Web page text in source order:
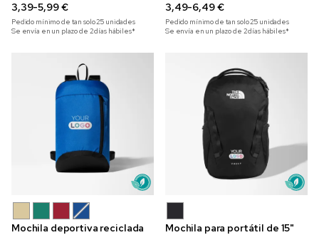
3,39-5,99 €
Pedido mínimo de tan solo25 unidades
Se envía en un plazo de 2 días hábiles*
color
3,49-6,49 €
Pedido mínimo de tan solo25 unidades
Se envía en un plazo de 2 días hábiles*
Mochila deportiva reciclada
Mochila para portátil de 15"